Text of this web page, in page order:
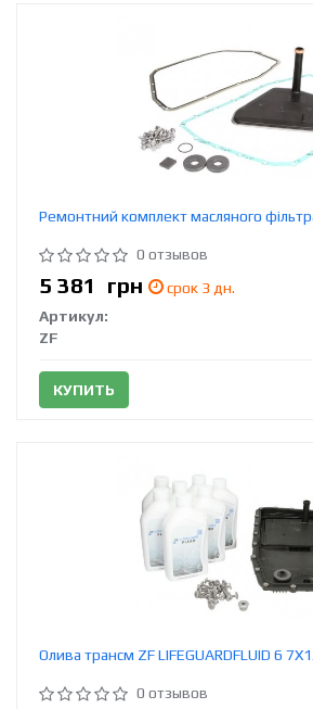
Ремонтний комплект масляного
0 отзывов
5 381 грн
срок 3 дн.
Артикул:
ZF
КУПИТЬ
Олива трансм ZF LIFEGUARDFLUID 6
0 отзывов